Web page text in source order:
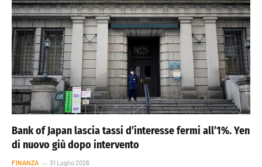
Bank of Japan lascia tassi d’interesse fermi all’1%. Yen
di nuovo giù dopo intervento
FINANZA 31 Luglio 2026